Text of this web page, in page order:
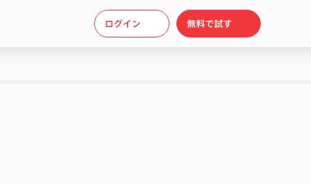
ログイン 無料で試す